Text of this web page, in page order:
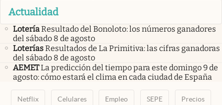
Actualidad
LoteríaResultado del Bonoloto: los números ganadores
del sábado 8 de agosto
LoteríasResultados de La Primitiva: las cifras ganadoras
del sábado 8 de agosto
AEMETLa predicción del tiempo para este domingo 9 de
agosto: cómo estará el clima en cada ciudad de España
Netflix Celulares Empleo SEPE Precios